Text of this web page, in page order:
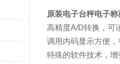
原装电子台秤电子称
高精度A/D转换，可
调用内码显示方便
特殊的软件技术，